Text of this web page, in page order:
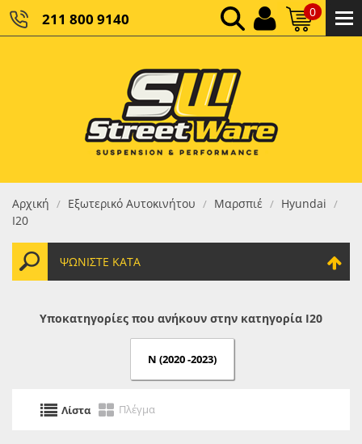
211 800 9140 0
ΚΑΘΑΡΌ ΣΎΝΟΛΟ:
ΤΕΛΙΚΌ ΣΎΝΟΛΟ:0,00 €
Αρχική / Εξωτερικό Αυτοκινήτου / Μαρσπιέ / Hyundai /
I20
ΨΩΝΊΣΤΕ ΚΑΤΆ
Υποκατηγορίες που ανήκουν στην κατηγορία I20
N (2020 -2023)
Λίστα Πλέγμα